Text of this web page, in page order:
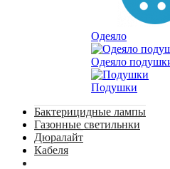
Одеяло
Одеяло
Подушки
Бактерицидные лампы
Газонные светильнки
Дюралайт
Кабеля